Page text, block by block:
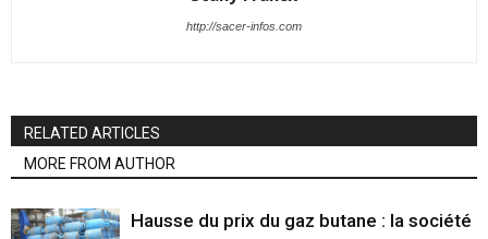
http://sacer-infos.com
RELATED ARTICLES
MORE FROM AUTHOR
Hausse du prix du gaz butane : la société